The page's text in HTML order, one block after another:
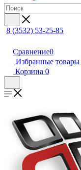
8 (3532) 53-25-85
Сравнение0
Избранные товары
Корзина 0